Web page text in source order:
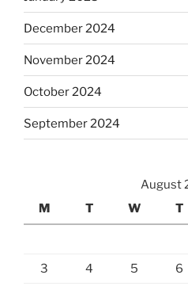
December 2024
November 2024
October 2024
September 2024
August
M
T W T
3 4 5 6